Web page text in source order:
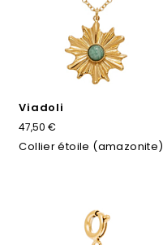
Viadoli
47,50 €
Collier étoile (amazonite)